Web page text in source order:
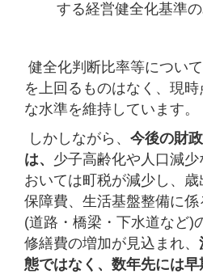
する経営健全化基準
健全化判断比率等につい
を上回るものはなく、現
な水準を維持しています。
しかしながら、 今後の財
は、 少子高齢化や人口減
おいては町税が減少し、
保障費、生活基盤整備に
(道路・橋梁・下水道など)
修繕費の増加が見込まれ、
態ではなく、数年先には